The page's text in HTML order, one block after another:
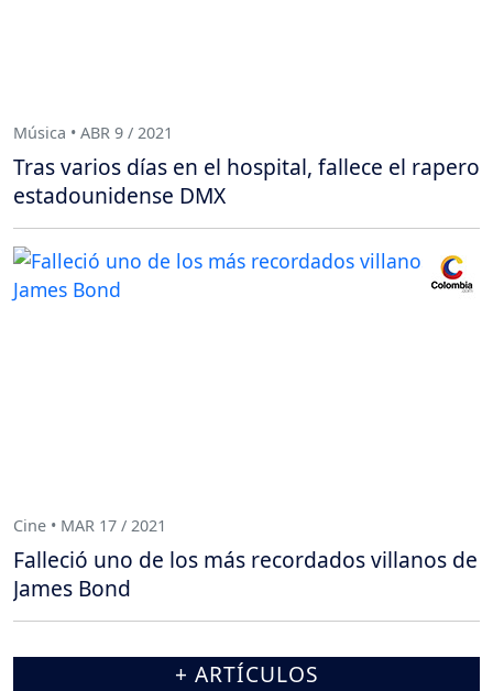
Música • ABR 9 / 2021
Tras varios días en el hospital, fallece el rapero
estadounidense DMX
Cine • MAR 17 / 2021
Falleció uno de los más recordados villanos de
James Bond
+ ARTÍCULOS